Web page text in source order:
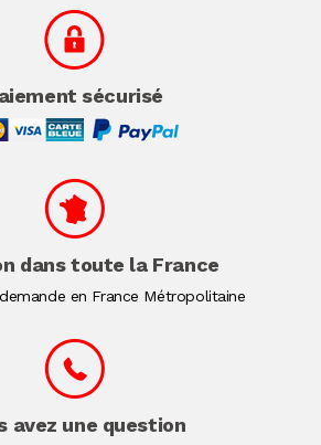
sécurisé
dans toute la France
en France Métropolitaine
avez une question